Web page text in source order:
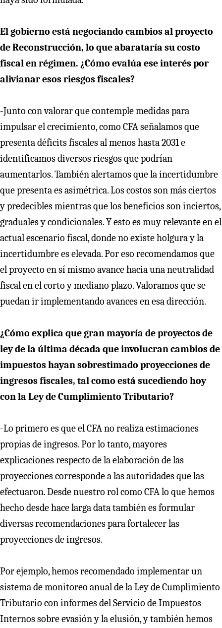
El gobierno está negociando cambios al proyecto
de Reconstrucción, lo que abarataría su costo
fiscal en régimen. ¿Cómo evalúa ese interés por
alivianar esos riesgos fiscales?
-Junto con valorar que contemple medidas para
impulsar el crecimiento, como CFA señalamos que
presenta déficits fiscales al menos hasta 2031 e
identificamos diversos riesgos que podrían
aumentarlos. También alertamos que la incertidumbre
que presenta es asimétrica. Los costos son más ciertos
y predecibles mientras que los beneficios son inciertos,
graduales y condicionales. Y esto es muy relevante en el
actual escenario fiscal, donde no existe holgura y la
incertidumbre es elevada. Por eso recomendamos que
el proyecto en sí mismo avance hacia una neutralidad
fiscal en el corto y mediano plazo. Valoramos que se
puedan ir implementando avances en esa dirección.
¿Cómo explica que gran mayoría de proyectos de
ley de la última década que involucran cambios de
impuestos hayan sobrestimado proyecciones de
ingresos fiscales, tal como está sucediendo hoy
con la Ley de Cumplimiento Tributario?
-Lo primero es que el CFA no realiza estimaciones
propias de ingresos. Por lo tanto, mayores
explicaciones respecto de la elaboración de las
proyecciones corresponde a las autoridades que las
efectuaron. Desde nuestro rol como CFA lo que hemos
hecho desde hace larga data también es formular
diversas recomendaciones para fortalecer las
proyecciones de ingresos.
Por ejemplo, hemos recomendado implementar un
sistema de monitoreo anual de la Ley de Cumplimiento
Tributario con informes del Servicio de Impuestos
Internos sobre evasión y la elusión, y también hemos